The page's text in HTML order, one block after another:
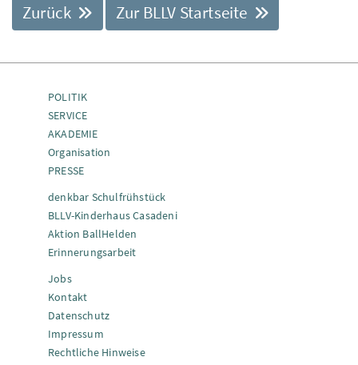
Zurück Zur BLLV Startseite
POLITIK
SERVICE
AKADEMIE
Organisation
PRESSE
denkbar Schulfrühstück
BLLV-Kinderhaus Casadeni
Aktion BallHelden
Erinnerungsarbeit
Jobs
Kontakt
Datenschutz
Impressum
Rechtliche Hinweise